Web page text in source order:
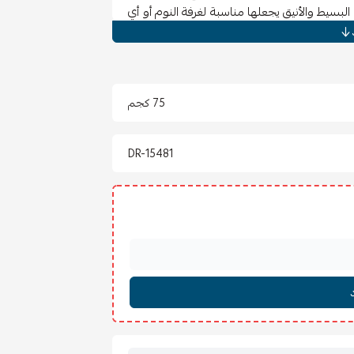
والأنيق يجعلها مناسبة لغرفة النوم أو أي
المفروشات، والإكسسوارات.
بالإضافة إلى تصميم عملي يسهّل
75 كجم
DR-15481